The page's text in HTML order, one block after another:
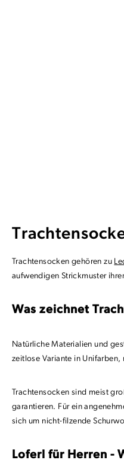
Trachtensocken gehören zu
aufwendigen Strickmuster
Was zeichnet
Natürliche Materialien und
zeitlose Variante in
Trachtensocken sind meist
garantieren. Für ein
sich um nicht-filzende
Loferl für Herren -